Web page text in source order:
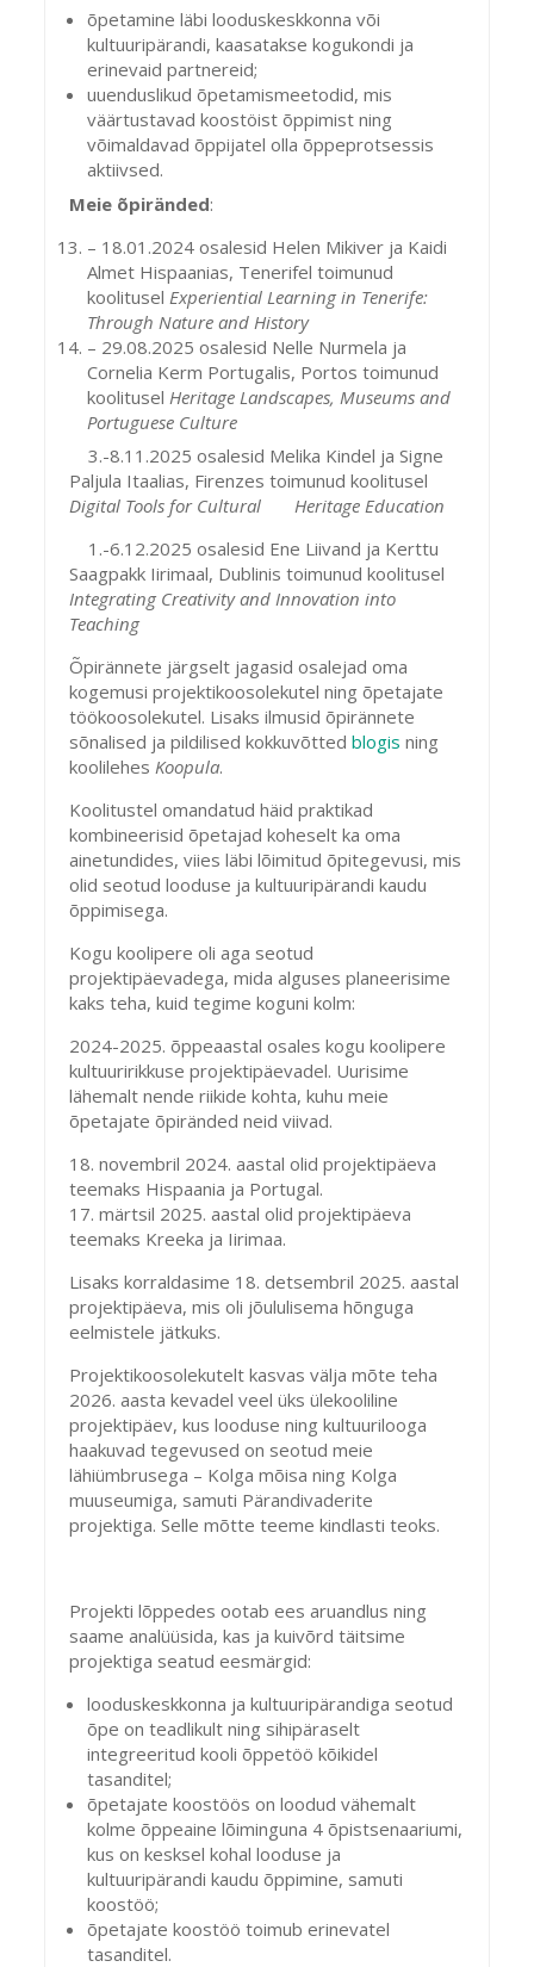
õpetamine läbi looduskeskkonna või
kultuuripärandi, kaasatakse kogukondi ja
erinevaid partnereid;
uuenduslikud õpetamismeetodid, mis
väärtustavad koostöist õppimist ning
võimaldavad õppijatel olla õppeprotsessis
aktiivsed.
Meie õpiränded:
– 18.01.2024 osalesid Helen Mikiver ja Kaidi
Almet Hispaanias, Tenerifel toimunud
koolitusel Experiential Learning in Tenerife:
Through Nature and History
– 29.08.2025 osalesid Nelle Nurmela ja
Cornelia Kerm Portugalis, Portos toimunud
koolitusel Heritage Landscapes, Museums and
Portuguese Culture
3.-8.11.2025 osalesid Melika Kindel ja Signe
Paljula Itaalias, Firenzes toimunud koolitusel
Digital Tools for Cultural Heritage Education
1.-6.12.2025 osalesid Ene Liivand ja Kerttu
Saagpakk Iirimaal, Dublinis toimunud koolitusel
Integrating Creativity and Innovation into
Teaching
Õpirännete järgselt jagasid osalejad oma
kogemusi projektikoosolekutel ning õpetajate
töökoosolekutel. Lisaks ilmusid õpirännete
sõnalised ja pildilised kokkuvõttedblogis ning
koolilehesKoopula.
Koolitustel omandatud häid praktikad
kombineerisid õpetajad koheselt ka oma
ainetundides, viies läbi lõimitud õpitegevusi, mis
olid seotud looduse ja kultuuripärandi kaudu
õppimisega.
Kogu koolipere oli aga seotud
projektipäevadega, mida alguses planeerisime
kaks teha, kuid tegime koguni kolm:
2024-2025. õppeaastal osales kogu koolipere
kultuuririkkuse projektipäevadel. Uurisime
lähemalt nende riikide kohta, kuhu meie
õpetajate õpiränded neid viivad.
18. novembril 2024. aastal olid projektipäeva
teemaks Hispaania ja Portugal.
17. märtsil 2025. aastal olid projektipäeva
teemaks Kreeka ja Iirimaa.
Lisaks korraldasime 18. detsembril 2025. aastal
projektipäeva, mis oli jõululisema hõnguga
eelmistele jätkuks.
Projektikoosolekutelt kasvas välja mõte teha
2026. aasta kevadel veel üks ülekooliline
projektipäev, kus looduse ning kultuurilooga
haakuvad tegevused on seotud meie
lähiümbrusega – Kolga mõisa ning Kolga
muuseumiga, samuti Pärandivaderite
projektiga. Selle mõtte teeme kindlasti teoks.
Projekti lõppedes ootab ees aruandlus ning
saame analüüsida, kas ja kuivõrd täitsime
projektiga seatud eesmärgid:
looduskeskkonna ja kultuuripärandiga seotud
õpe on teadlikult ning sihipäraselt
integreeritud kooli õppetöö kõikidel
tasanditel;
õpetajate koostöös on loodud vähemalt
kolme õppeaine lõiminguna 4 õpistsenaariumi,
kus on kesksel kohal looduse ja
kultuuripärandi kaudu õppimine, samuti
koostöö;
õpetajate koostöö toimub erinevatel
tasanditel.